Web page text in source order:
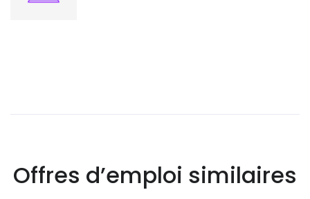
Offres d’emploi similaires